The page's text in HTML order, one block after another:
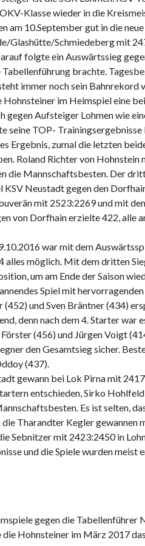
Klasse wieder in die
am 10.September gut in die
Glashütte/Schmiedeberg mit
folgte ein Auswärtssieg
brachte.
immer noch sein Bahnrekord
Hohnsteiner im Heimspiel eine
gegen Aufsteiger Lohmen wie
seine TOP-
Ergebnis, zumal die letzten
Roland Richter von Hohnstein
die Mannschaftsbesten. Der
KSV Neustadt gegen den
mit 2523:2269 und mit
von Dorfhain erzielte 422, alle
war mit dem
alles möglich. Mit dem dritten
um am Ende der Saison
Spiel mit
(452) und Sven Bräntner (434)
denn nach dem 4. Starter war
(456) und Jürgen Voigt
den Gesamtsieg sicher.
(437).
gewann bei Lok Pirna mit
entschieden, Sirko
Es ist selten,
die Tharandter Kegler
Sebnitzer mit 2423:2450 in
und die Spiele wurden meist
gegen die Tabellenführer
Hohnsteiner im März 2017